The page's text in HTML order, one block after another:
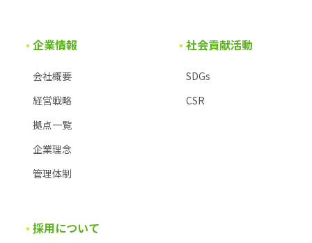
企業情報
会社概要
経営戦略
拠点一覧
企業理念
管理体制
社会貢献活動
SDGs
CSR
採用について